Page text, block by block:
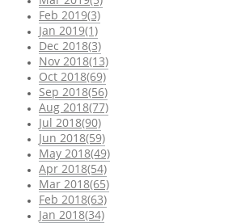
Feb 2019(3)
Jan 2019(1)
Dec 2018(3)
Nov 2018(13)
Oct 2018(69)
Sep 2018(56)
Aug 2018(77)
Jul 2018(90)
Jun 2018(59)
May 2018(49)
Apr 2018(54)
Mar 2018(65)
Feb 2018(63)
Jan 2018(34)